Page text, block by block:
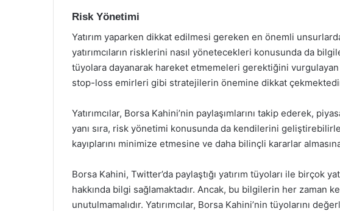
Risk Yönetimi
Yatırım yaparken dikkat edilmesi gereken en önemli
yatırımcıların risklerini nasıl yönetecekleri konusunda da
tüyolara dayanarak hareket etmemeleri gerektiğini
stop-loss emirleri gibi stratejilerin önemine dikkat
Yatırımcılar, Borsa Kahini’nin paylaşımlarını takip ederek,
yanı sıra, risk yönetimi konusunda da kendilerini
kayıplarını minimize etmesine ve daha bilinçli kararlar
Borsa Kahini, Twitter’da paylaştığı yatırım tüyoları ile birçok
hakkında bilgi sağlamaktadır. Ancak, bu bilgilerin her zaman
unutulmamalıdır. Yatırımcılar, Borsa Kahini’nin tüyolarını